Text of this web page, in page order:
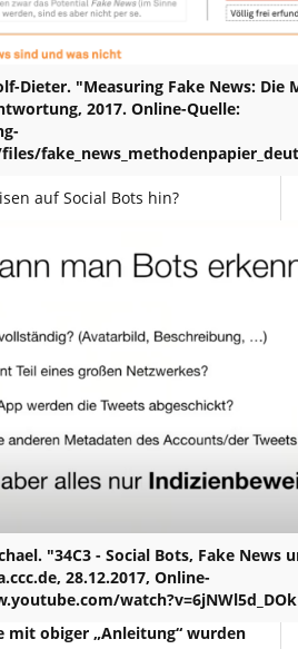
Dieter. "Measuring Fake News: Die
2017. Online-Quelle:
auf Social Bots hin?
"34C3 - Social Bots, Fake News
28.12.2017, Online-
watch?v=6jNWl5d_DOk
mit obiger „Anleitung“ wurden